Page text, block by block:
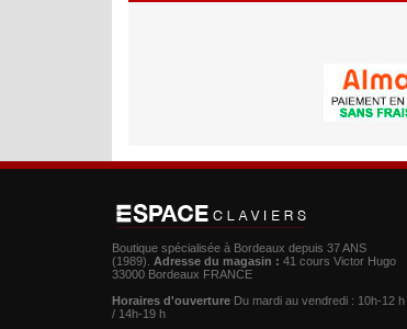
Boutique spécialisée à Bordeaux depuis 37 ANS
(1989). Adresse du magasin : 41 cours Victor Hugo
33000 Bordeaux FRANCE
Horaires d'ouverture Du mardi au vendredi : 10h-12 h
/ 14h-19 h